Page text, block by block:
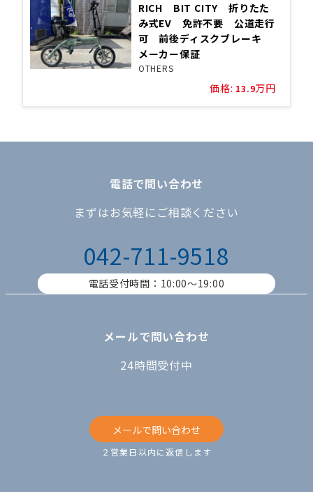
RICH BIT CITY 折りたた
み式EV 免許不要 公道走行
可 前後ディスクブレーキ
メーカー保証
OTHERS
価格: 13.9万円
電話で問い合わせ
まずはお気軽にご相談ください
042-711-9518
電話受付時間：10:00〜19:00
メールで問い合わせ
24時間受付中
メールで問い合わせ
２営業日以内に返信します